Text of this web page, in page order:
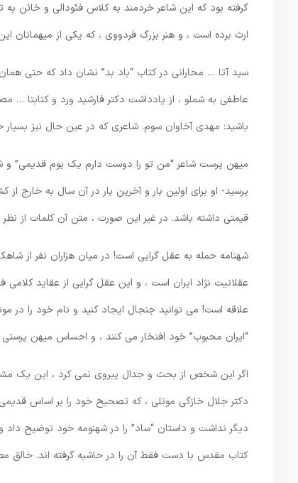
گرفته بود که این شاعر خردمند به کلاس فئودالی و خائن به
ارث برده است ، و هنر بزرگ فردووی ، که یکی از میهمانان
سید آتا … محارانی در کتاب “باد بد” نشان داد که حتی
باشید: مهدی آخاوان سوم. شاعری که در عین حال نیز بسیار
پرسید- او برای اولین بار و آخرین بار در آن سال به خارج
قیمتی داشته باشد. در غیر این صورت ، متن آن کلمات از نظر
شهنامه حمله به عقل گرایی است! در میان هزاران نفر از
عقلانیت نژاد ایران است ، و این عقل گرایی از عقاید
علاقه است! می توانید جنجال ایجاد کنید و نام خود را
“ایران محبوب” خود افتخار می کنند ، و احساس میهن
اگر این شخص از بحث و جدال پیروی نمی کرد ، این یک
دکتر جلال خازگی موتلی ، که تصحیح خود را بر اساس
دیگر نداشت و داستان “ساد” را در شهنومه خود توضیح داد
کتاب مقدس با دست فقط آن را در حاشیه گرفته اند. خالق